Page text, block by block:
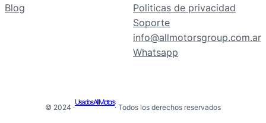
Blog
Politicas de privacidad
Soporte
info@allmotorsgroup.com.ar
Whatsapp
© 2024 ·
Usados All Motors
· Todos los derechos reservados